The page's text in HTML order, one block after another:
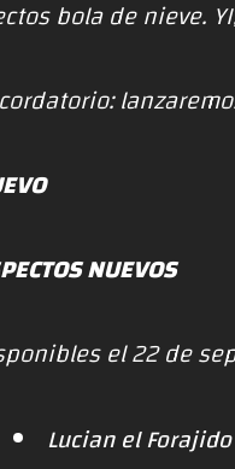
bola de nieve.
NUEVOS
el 22 de
Lucian el Forajido